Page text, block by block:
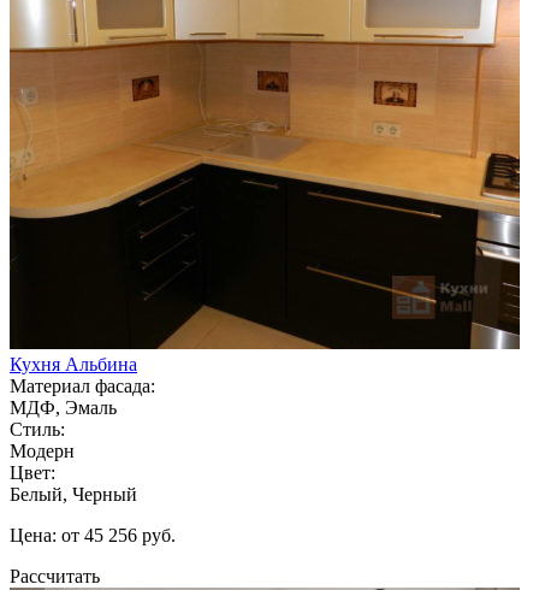
Кухня Альбина
Материал фасада:
МДФ, Эмаль
Стиль:
Модерн
Цвет:
Белый, Черный
Цена: от 45 256 руб.
Рассчитать